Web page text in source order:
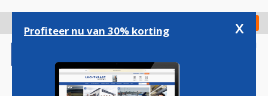
gaan
Check in
Profiteer nu van 30% korting x